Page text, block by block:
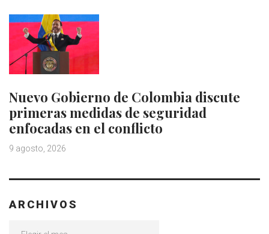
Nuevo Gobierno de Colombia discute
primeras medidas de seguridad
enfocadas en el conflicto
9 agosto, 2026
ARCHIVOS